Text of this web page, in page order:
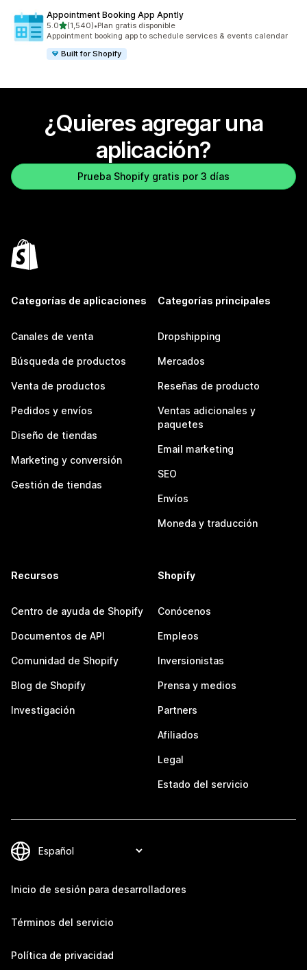
Appointment Booking App Apntly
5.0de 5 estrellas
(1,540)
1540 reseñas en total
•Plan gratis disponible
Appointment booking app to schedule services & events calendar
Built for Shopify
¿Quieres agregar una
aplicación?
Prueba Shopify gratis por 3 días
Categorías de aplicaciones
Canales de venta
Búsqueda de productos
Venta de productos
Pedidos y envíos
Diseño de tiendas
Marketing y conversión
Gestión de tiendas
Categorías principales
Dropshipping
Mercados
Reseñas de producto
Ventas adicionales y
paquetes
Email marketing
SEO
Envíos
Moneda y traducción
Recursos
Centro de ayuda de Shopify
Documentos de API
Comunidad de Shopify
Blog de Shopify
Investigación
Shopify
Conócenos
Empleos
Inversionistas
Prensa y medios
Partners
Afiliados
Legal
Estado del servicio
Inicio de sesión para desarrolladores
Términos del servicio
Política de privacidad